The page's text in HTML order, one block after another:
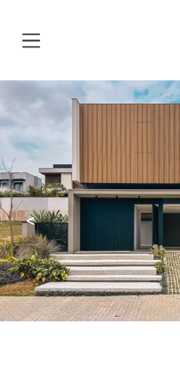
<